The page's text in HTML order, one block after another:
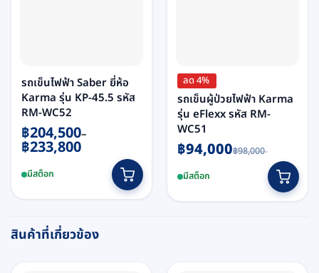
page
product
page
รถเข็นไฟฟ้า Saber ยี่ห้อ
Karma รุ่น KP-45.5 รหัส
RM-WC52
฿204,500–
฿233,800
Price
range:
฿204,500
฿233,800
มีสต็อก
product
has
variants.
The
options
ลด 4%
รถเข็นผู้ป่วยไฟฟ้า Karma
รุ่น eFlexx รหัส RM-
WC51
฿98,000
Original
price
฿98,000.
฿94,000
Current
price
฿94,000.
มีสต็อก
product
has
options
สินค้าที่เกี่ยวข้อง